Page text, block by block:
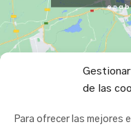
de las
Para ofrecer las mejores